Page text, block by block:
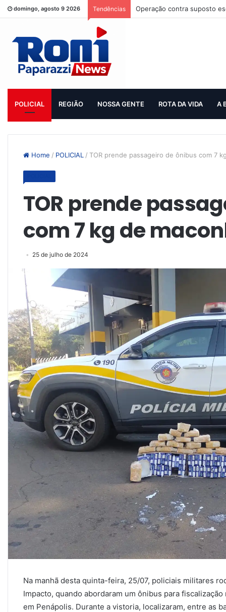
domingo, agosto 9 2026 Tendências Operação contra suposto
POLICIAL REGIÃO NOSSA GENTE ROTA DA VIDA A
Home / POLICIAL / TOR prende passageiro de ônibus com 7
TOR prende
com 7 kg de
25 de julho de 2024
Na manhã desta quinta-feira, 25/07, policiais militares
Impacto, quando abordaram um ônibus para
em Penápolis. Durante a vistoria, localizaram, entre as